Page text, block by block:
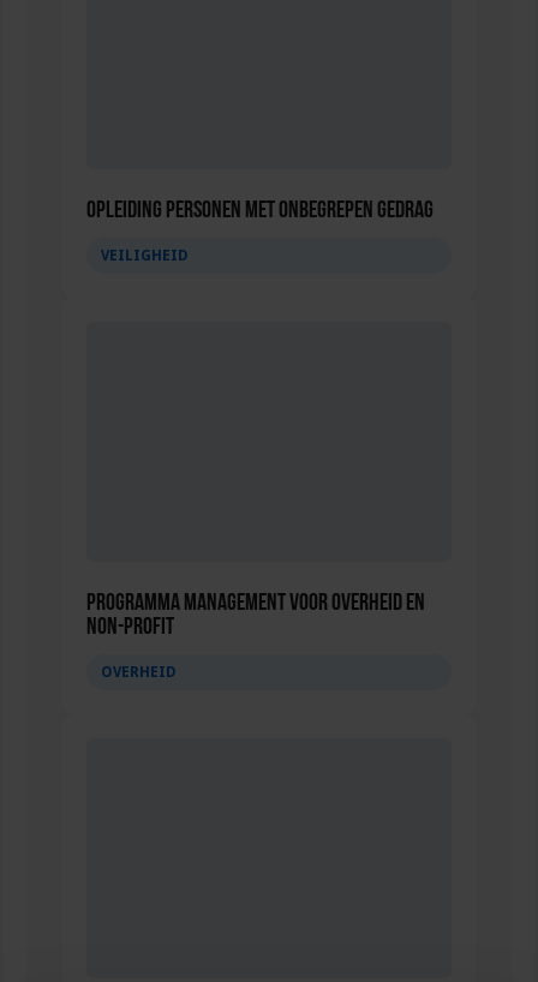
Opleiding Personen met onbegrepen gedrag
VEILIGHEID
Programma Management voor overheid en
non-profit
OVERHEID